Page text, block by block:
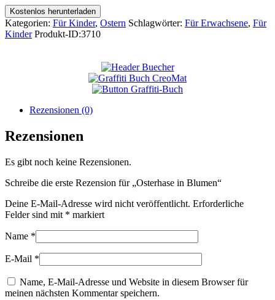
Kostenlos herunterladen
Kategorien: Für Kinder, Ostern Schlagwörter: Für Erwachsene, Für
Kinder Produkt-ID:3710
Rezensionen (0)
Rezensionen
Es gibt noch keine Rezensionen.
Schreibe die erste Rezension für „Osterhase in Blumen“
Deine E-Mail-Adresse wird nicht veröffentlicht. Erforderliche
Felder sind mit * markiert
Name *
E-Mail *
Name, E-Mail-Adresse und Website in diesem Browser für
meinen nächsten Kommentar speichern.